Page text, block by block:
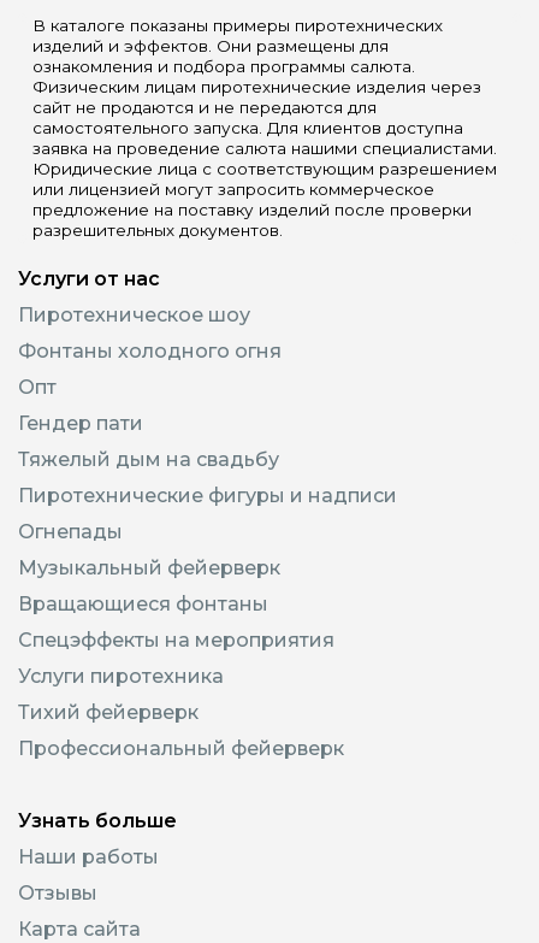
В каталоге показаны примеры пиротехнических
изделий и эффектов. Они размещены для
ознакомления и подбора программы салюта.
Физическим лицам пиротехнические изделия через
сайт не продаются и не передаются для
самостоятельного запуска. Для клиентов доступна
заявка на проведение салюта нашими специалистами.
Юридические лица с соответствующим разрешением
или лицензией могут запросить коммерческое
предложение на поставку изделий после проверки
разрешительных документов.
Услуги от нас
Пиротехническое шоу
Фонтаны холодного огня
Опт
Гендер пати
Тяжелый дым на свадьбу
Пиротехнические фигуры и надписи
Огнепады
Музыкальный фейерверк
Вращающиеся фонтаны
Спецэффекты на мероприятия
Услуги пиротехника
Тихий фейерверк
Профессиональный фейерверк
Узнать больше
Наши работы
Отзывы
Карта сайта